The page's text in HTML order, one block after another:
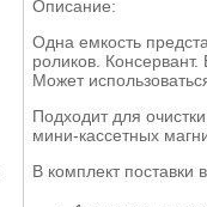
Описание:
Одна емкость
роликов.
Может
Подходит для
мини-кассетных
В комплект поставки